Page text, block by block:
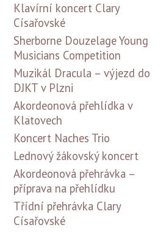
Klavírní koncert Clary
Císařovské
Sherborne Douzelage Young
Musicians Competition
Muzikál Dracula – výjezd do
DJKT v Plzni
Akordeonová přehlídka v
Klatovech
Koncert Naches Trio
Lednový žákovský koncert
Akordeonová přehrávka –
příprava na přehlídku
Třídní přehrávka Clary
Císařovské